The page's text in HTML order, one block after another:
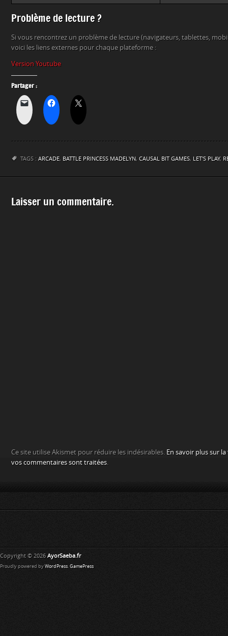
Problème de lecture ?
Si vous rencontrez un problème de lecture (navigateurs, tablettes,
voici les liens externes pour chaque plateforme :
Version Youtube
Partager :
TAGS : ARCADE, BATTLE PRINCESS MADELYN, CAUSAL BIT GAMES, LET'S PLAY,
Laisser un commentaire.
Ce site utilise Akismet pour réduire les indésirables. En savoir plus sur
vos commentaires sont traitées.
Copyright © 2026 AyorSaeba.fr
Proudly powered by WordPress. GamePress